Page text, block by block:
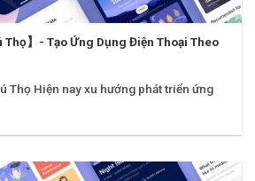
Thọ】- Tạo Ứng Dụng Điện Thoại Theo
Thọ Hiện nay xu hướng phát triển ứng